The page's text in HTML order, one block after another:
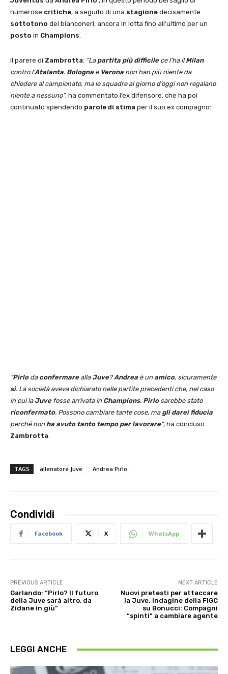
numerose critiche, a seguito di una stagione decisamente
sottotono dei bianconeri, ancora in lotta fino all’ultimo per un
posto in Champions.
Il parere di Zambrotta: “La partita più difficile ce l’ha ilMilan
contro l’Atalanta. Bologna e Verona non han più niente da
chiedere al campionato, ma le squadre al giorno d’oggi non regalano
niente a nessuno”, ha commentato l’ex difensore, che ha poi
continuato spendendo parole di stima per il suo ex compagno:
“Pirloda confermare alla Juve?Andrea è un amico, sicuramente
sì. La società aveva dichiarato nelle partite precedenti che, nel caso
in cui la Juve fosse arrivata in Champions, Pirlosarebbe stato
riconfermato. Possono cambiare tante cose, ma gli darei fiducia
perché non ha avuto tanto tempo per lavorare“, ha concluso
Zambrotta.
TAGS allenatore Juve Andrea Pirlo
Condividi
Facebook X WhatsApp
PREVIOUS ARTICLE
Garlando: “Pirlo? Il futuro
della Juve sarà altro, da
Zidane in giù”
NEXT ARTICLE
Nuovi pretesti per attaccare
la Juve. Indagine della FIGC
su Bonucci: Compagni
“spinti” a cambiare agente
LEGGI ANCHE